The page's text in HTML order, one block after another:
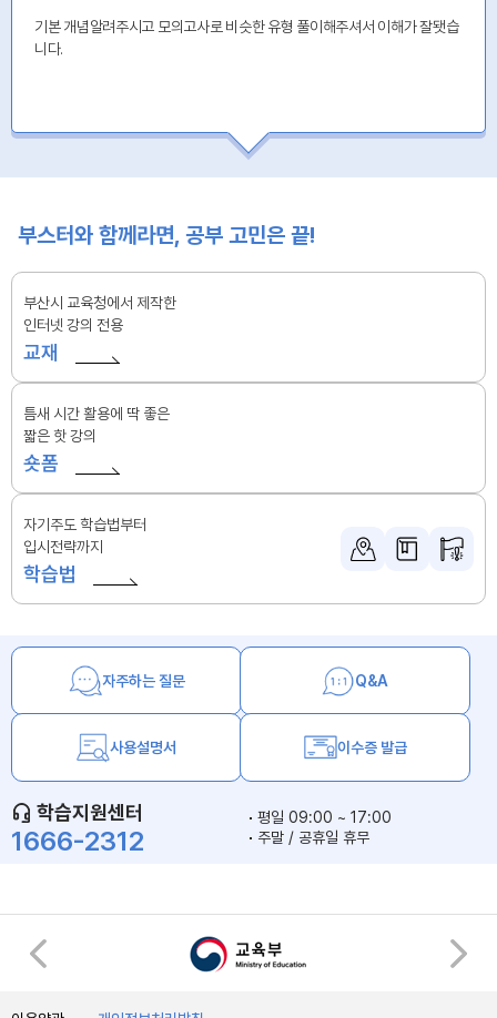
기본 개념알려주시고 모의고사로 비슷한 유형 풀이해주셔서 이해가 잘됏습
니다.
부스터와 함께라면, 공부 고민은 끝!
부산시 교육청에서 제작한
인터넷 강의 전용
교재
틈새 시간 활용에 딱 좋은
짧은 핫 강의
숏폼
자기주도 학습법부터
입시전략까지
학습법
자주하는 질문 Q&A
사용설명서 이수증 발급
학습지원센터
1666-2312
평일 09:00 ~ 17:00
주말 / 공휴일 휴무